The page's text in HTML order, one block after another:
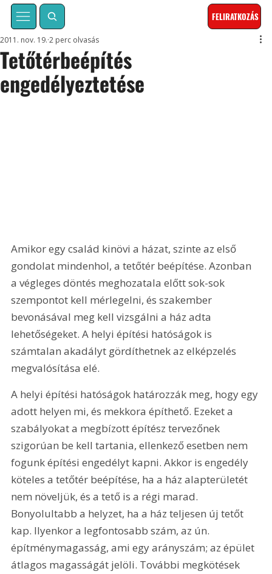
FELIRATKOZÁS
Tetőtérbeépítés
engedélyeztetése
2011. nov. 19. 2 perc olvasás
Amikor egy család kinövi a házat, szinte az első
gondolat mindenhol, a tetőtér beépítése. Azonban
a végleges döntés meghozatala előtt sok-sok
szempontot kell mérlegelni, és szakember
bevonásával meg kell vizsgálni a ház adta
lehetőségeket. A helyi építési hatóságok is
számtalan akadályt gördíthetnek az elképzelés
megvalósítása elé.
A helyi építési hatóságok határozzák meg, hogy egy
adott helyen mi, és mekkora építhető. Ezeket a
szabályokat a megbízott építész tervezőnek
szigorúan be kell tartania, ellenkező esetben nem
fogunk építési engedélyt kapni. Akkor is engedély
köteles a tetőtér beépítése, ha a ház alapterületét
nem növeljük, és a tető is a régi marad.
Bonyolultabb a helyzet, ha a ház teljesen új tetőt
kap. Ilyenkor a legfontosabb szám, az ún.
építménymagasság, ami egy arányszám; az épület
átlagos magasságát jelöli. További megkötések